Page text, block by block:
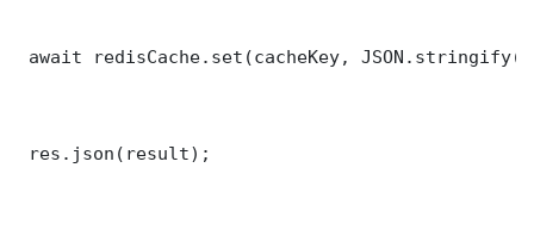
await redisCache.set(cacheKey,
res.json(result);